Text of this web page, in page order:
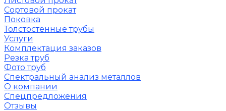
Сортовой прокат
Поковка
Толстостенные трубы
Услуги
Комплектация заказов
Резка труб
Фото труб
Спектральный анализ металлов
О компании
Спецпредложения
Отзывы